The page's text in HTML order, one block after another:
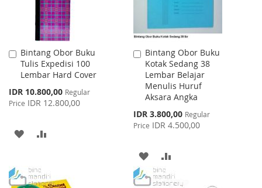
Bintang Obor Buku
Tulis Expedisi 100
Lembar Hard Cover
Special
Price
IDR 10.800,00 Regular
Price IDR 12.800,00
Add
to
Cart
ADD
WISHCOMPARE
Bintang Obor Buku
Kotak Sedang 38
Lembar Belajar
Menulis Huruf
Aksara Angka
Special
Price
IDR 3.800,00 Regular
Price IDR 4.500,00
Add
to
Cart
ADD
TO
TO